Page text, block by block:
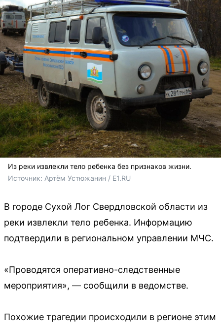
Из реки извлекли тело ребенка без признаков жизни.
Источник: Артём Устюжанин / E1.RU
В городе Сухой Лог Свердловской области из
реки извлекли тело ребенка. Информацию
подтвердили в региональном управлении МЧС.
«Проводятся оперативно-следственные
мероприятия», — сообщили в ведомстве.
Похожие трагедии происходили в регионе этим